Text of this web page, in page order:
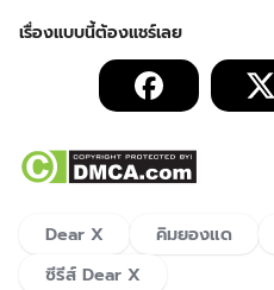
Dear X คิมยองแด
ซีรีส์ Dear X